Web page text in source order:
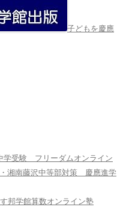
子どもを慶應
学受験 フリーダムオンライン
湘南藤沢中等部対策 慶應進学
邦学館算数オンライン塾